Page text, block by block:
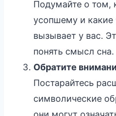
Подумайте о том,
усопшему и какие
вызывает у вас.
понять смысл сна.
Обратите
Постарайтесь
символические